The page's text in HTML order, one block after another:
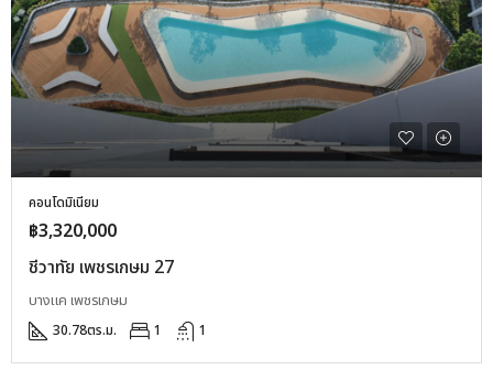
คอนโดมิเนียม
฿3,320,000
ชีวาทัย เพชรเกษม 27
บางแค เพชรเกษม
30.78ตร.ม. 1 1